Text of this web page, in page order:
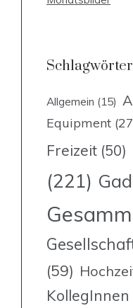
Schlagwörter
Allgemein (15)
Equipment
Freizeit (50)
(221)
(59)
KollegInnen